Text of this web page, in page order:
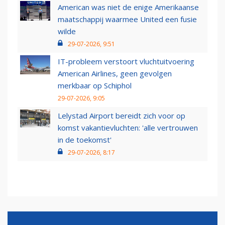
American was niet de enige Amerikaanse
maatschappij waarmee United een fusie
wilde
29-07-2026, 9:51
IT-probleem verstoort vluchtuitvoering
American Airlines, geen gevolgen
merkbaar op Schiphol
29-07-2026, 9:05
Lelystad Airport bereidt zich voor op
komst vakantievluchten: 'alle vertrouwen
in de toekomst'
29-07-2026, 8:17